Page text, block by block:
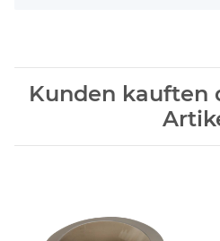
Kunden kauften